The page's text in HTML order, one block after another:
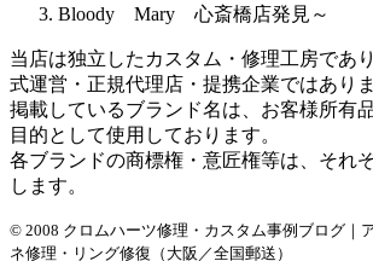
Bloody Mary 心斎橋店発見～
当店は独立したカスタム・修理工房であ
式運営・正規代理店・提携企業ではありま
掲載しているブランド名は、お客様所有
目的として使用しております。
各ブランドの商標権・意匠権等は、それ
します。
© 2008 クロムハーツ修理・カスタム事例ブログ｜
ネ修理・リング修復（大阪／全国郵送）